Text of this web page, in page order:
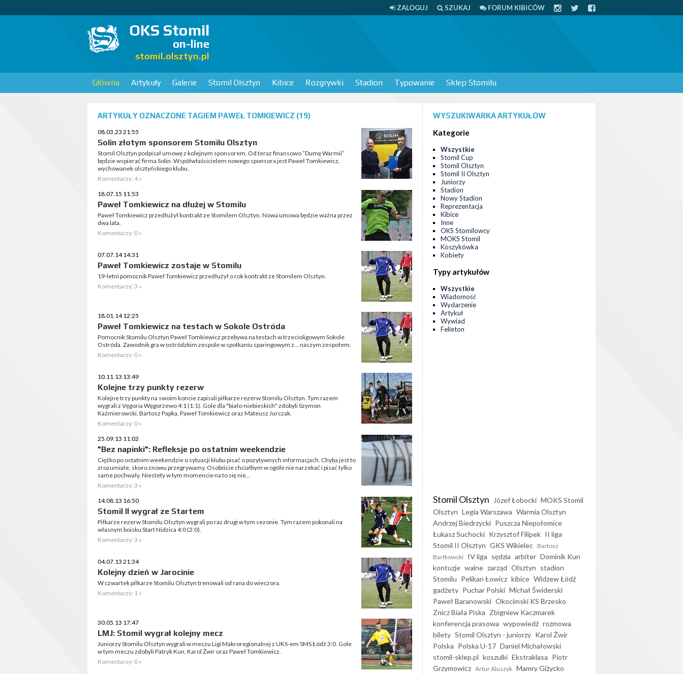
ZALOGUJ SZUKAJ FORUM KIBICÓW
OKS Stomil
on-line
stomil.olsztyn.pl
Główna Artykuły Galerie Stomil Olsztyn Kibice Rozgrywki Stadion Typowanie Sklep Stomilu
ARTYKUŁY OZNACZONE TAGIEM PAWEŁ TOMKIEWICZ (19)
08.03.23 21:55
Solin złotym sponsorem Stomilu Olsztyn
Stomil Olsztyn podpisał umowę z kolejnym sponsorem. Od teraz finansowo “Dumę Warmii”
będzie wspierać firma Solin. Współwłaścicielem nowego sponsora jest Paweł Tomkiewicz,
wychowanek olsztyńskiego klubu.
Komentarzy: 4 »
18.07.15 11:53
Paweł Tomkiewicz na dłużej w Stomilu
Paweł Tomkiewicz przedłużył kontrakt ze Stomilem Olsztyn. Nowa umowa będzie ważna przez
dwa lata.
Komentarzy: 0 »
07.07.14 14:31
Paweł Tomkiewicz zostaje w Stomilu
19-letni pomocnik Paweł Tomkiewicz przedłużył o rok kontrakt ze Stomilem Olsztyn.
Komentarzy: 3 »
18.01.14 12:25
Paweł Tomkiewicz na testach w Sokole Ostróda
Pomocnik Stomilu Olsztyn Paweł Tomkiewicz przebywa na testach w trzecioligowym Sokole
Ostróda. Zawodnik gra w ostródzkim zespole w spotkaniu sparingowym z... naszym zespołem.
Komentarzy: 0 »
10.11.13 13:49
Kolejne trzy punkty rezerw
Kolejne trzy punkty na swoim koncie zapisali piłkarze rezerw Stomilu Olsztyn. Tym razem
wygrali z Vęgoria Węgorzewo 4:1 (1:1). Gole dla "biało-niebieskich" zdobyli Szymon
Kaźmierowski, Bartosz Papka, Paweł Tomkiewicz oraz Mateusz Jurczak.
Komentarzy: 0 »
25.09.13 11:02
"Bez napinki": Refleksje po ostatnim weekendzie
Ciężko po ostatnim weekendzie o sytuacji klubu pisać o pozytywnych informacjach. Chyba jest to
zrozumiałe, skoro znowu przegrywamy. Osobiście chciałbym w ogóle nie narzekać i pisać tylko
same pochwały. Niestety w tym momencie na to się nie...
Komentarzy: 3 »
14.08.13 16:50
Stomil II wygrał ze Startem
Piłkarze rezerw Stomilu Olsztyn wygrali po raz drugi w tym sezonie. Tym razem pokonali na
własnym boisku Start Nidzica 4:0 (2:0).
Komentarzy: 3 »
04.07.13 21:34
Kolejny dzień w Jarocinie
W czwartek piłkarze Stomilu Olsztyn trenowali od rana do wieczora.
Komentarzy: 1 »
30.05.13 17:47
LMJ: Stomil wygrał kolejny mecz
Juniorzy Stomilu Olsztyn wygrali w meczu Ligi Makroregionalnej z UKS-em SMS Łódź 3:0. Gole
w tym meczu zdobyli Patryk Kun, Karol Żwir oraz Paweł Tomkiewicz.
Komentarzy: 0 »
WYSZUKIWARKA ARTYKUŁÓW
Kategorie
Wszystkie
Stomil Cup
Stomil Olsztyn
Stomil II Olsztyn
Juniorzy
Stadion
Nowy Stadion
Reprezentacja
Kibice
Inne
OKS Stomilowcy
MOKS Stomil
Koszykówka
Kobiety
Typy artykułów
Wszystkie
Wiadomość
Wydarzenie
Artykuł
Wywiad
Felieton
Stomil Olsztyn Józef Łobocki MOKS Stomil
Olsztyn Legia Warszawa Warmia Olsztyn
Andrzej Biedrzycki Puszcza Niepołomice
Łukasz Suchocki Krzysztof Filipek II liga
Stomil II Olsztyn GKS Wikielec Bartosz
Bartkowski IV liga sędzia arbiter Dominik Kun
kontuzje walne zarząd Olsztyn stadion
Stomilu Pelikan Łowicz kibice Widzew Łódź
gadżety Puchar Polski Michał Świderski
Paweł Baranowski Okocimski KS Brzesko
Znicz Biała Piska Zbigniew Kaczmarek
konferencja prasowa wypowiedź rozmowa
bilety Stomil Olsztyn - juniorzy Karol Żwir
Polska Polska U-17 Daniel Michałowski
stomil-sklep.pl koszulki Ekstraklasa Piotr
Grzymowicz Artur Aluszyk Mamry Giżycko